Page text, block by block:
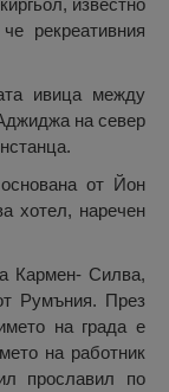
известно
рекреативния
ивица между
на север
от Йон
хотел, наречен
Кармен- Силва,
Румъния. През
на града е
на работник
прославил по